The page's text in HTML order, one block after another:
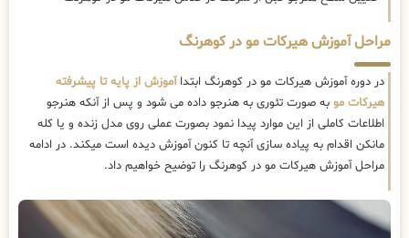
مراحل آموزش هیرکات مو در کوهرنگ
در دوره آموزش هیرکات مو در کوهرنگ ابتداآموزش از پایه تا پیشرفته
هیرکات مو به صورت تئوری به هنرجو داده می شود و پس از آنکه هنرجو
اطلاعات کاملی از این موارد پیدا نمود بصورت عملی روی مدل زنده و یا کله
مانکن اقدام به پیاده سازی آنچه تا کنون آموزش دیده است میکند. در ادامه
مراحل آموزش هیرکات مو در کوهرنگ را توضیح خواهیم داد.